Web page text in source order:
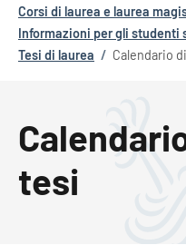
Corsi di laurea e laurea
Informazioni per gli studenti
Tesi di laurea / Calendario
tesi